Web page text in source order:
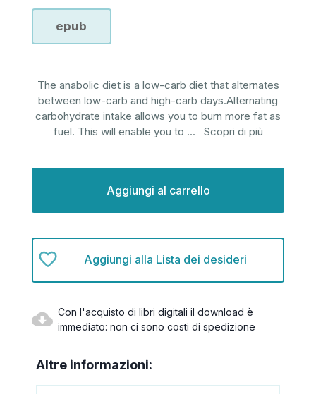
epub
The anabolic diet is a low-carb diet that alternates
between low-carb and high-carb days.Alternating
carbohydrate intake allows you to burn more fat as
fuel. This will enable you to ... Scopri di più
Aggiungi alla Lista dei desideri
Con l'acquisto di libri digitali il download è
immediato: non ci sono costi di spedizione
Altre informazioni: